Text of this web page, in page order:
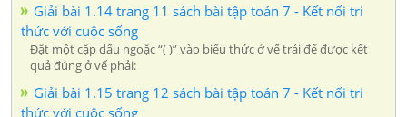
Giải bài 1.14 trang 11 sách bài tập toán 7 - Kết nối tri
thức với cuộc sống
Đặt một cặp dấu ngoặc “( )” vào biểu thức ở vế trái để được kết
quả đúng ở vế phải:
Giải bài 1.15 trang 12 sách bài tập toán 7 - Kết nối tri
thức với cuộc sống